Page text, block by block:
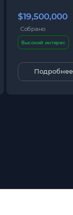
$19,500,000
Собрано
Высокий интерес
Подробнее